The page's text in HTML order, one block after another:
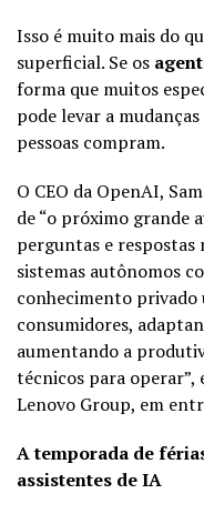
Isso é muito mais do
superficial. Se os
forma que muitos
pode levar a
pessoas compram.
O CEO da OpenAI,
de “o próximo grande
perguntas e respostas
sistemas autônomos
conhecimento privado
consumidores,
aumentando a
técnicos para operar”,
Lenovo Group, em
A temporada de
assistentes de IA